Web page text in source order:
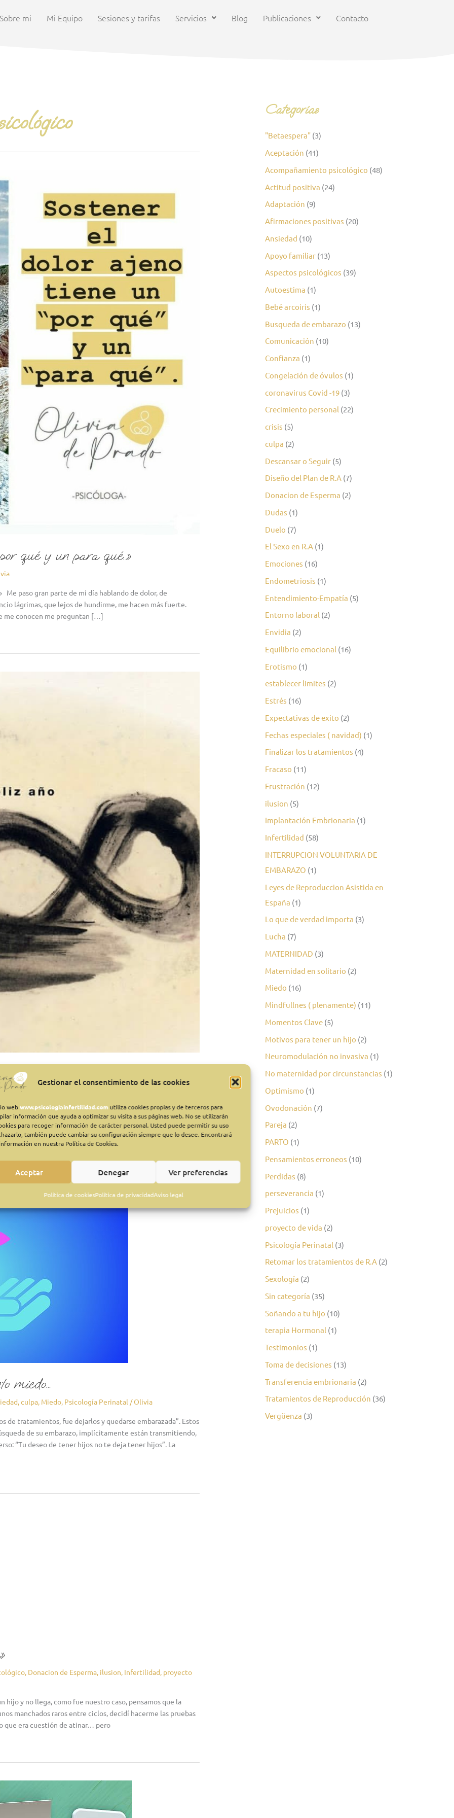
Gestionar el consentimiento de las cookies
webwww.psicologiainfertilidad.com utiliza cookies propias y de terceros para
información que ayuda a optimizar su visita a sus páginas web. No se utilizarán
para recoger información de carácter personal. Usted puede permitir su uso
también puede cambiar su configuración siempre que lo desee. Encontrará
en nuestra Política de Cookies.
Aceptar Denegar Ver preferencias
Política de cookiesPolítica de privacidadAviso legal
Sobre mi Mi Equipo Sesiones y tarifas Servicios Blog Publicaciones Contacto
qué y un para qué.»
paso gran parte de mi día hablando de dolor, de
lágrimas, que lejos de hundirme, me hacen más fuerte.
me conocen me preguntan […]
Olivia
el 2017 ha supuesto para mí, tanto a nivel personal, como
que un inesperado acontecimiento familiar importante, ha
algunas cuestiones emocionales…. Aún sigo
miedo…
,culpa, Miedo, Psicología Perinatal /Olivia
de tratamientos, fue dejarlos y quedarse embarazada”. Estos
de su embarazo, implícitamente están transmitiendo,
“Tu deseo de tener hijos no te deja tener hijos”. La
, Donacion de Esperma, ilusion, Infertilidad, proyecto
hijo y no llega, como fue nuestro caso, pensamos que la
manchados raros entre ciclos, decidí hacerme las pruebas
que era cuestión de atinar… pero
Categorías
"Betaespera" (3)
Aceptación (41)
Acompañamiento psicológico (48)
Actitud positiva (24)
Adaptación (9)
Afirmaciones positivas (20)
Ansiedad (10)
Apoyo familiar (13)
Aspectos psicológicos (39)
Autoestima (1)
Bebé arcoiris (1)
Busqueda de embarazo (13)
Comunicación (10)
Confianza (1)
Congelación de óvulos (1)
coronavirus Covid -19 (3)
Crecimiento personal (22)
crisis (5)
culpa (2)
Descansar o Seguir (5)
Diseño del Plan de R.A (7)
Donacion de Esperma (2)
Dudas (1)
Duelo (7)
El Sexo en R.A (1)
Emociones (16)
Endometriosis (1)
Entendimiento-Empatía (5)
Entorno laboral (2)
Envidia (2)
Equilibrio emocional (16)
Erotismo (1)
establecer limites (2)
Estrés (16)
Expectativas de exito (2)
Fechas especiales ( navidad) (1)
Finalizar los tratamientos (4)
Fracaso (11)
Frustración (12)
ilusion (5)
Implantación Embrionaria (1)
Infertilidad (58)
INTERRUPCION VOLUNTARIA DE
EMBARAZO (1)
Leyes de Reproduccion Asistida en
España (1)
Lo que de verdad importa (3)
Lucha (7)
MATERNIDAD (3)
Maternidad en solitario (2)
Miedo (16)
Mindfullnes ( plenamente) (11)
Momentos Clave (5)
Motivos para tener un hijo (2)
Neuromodulación no invasiva (1)
No maternidad por circunstancias (1)
Optimismo (1)
Ovodonación (7)
Pareja (2)
PARTO (1)
Pensamientos erroneos (10)
Perdidas (8)
perseverancia (1)
Prejuicios (1)
proyecto de vida (2)
Psicología Perinatal (3)
Retomar los tratamientos de R.A (2)
Sexología (2)
Sin categoría (35)
Soñando a tu hijo (10)
terapia Hormonal (1)
Testimonios (1)
Toma de decisiones (13)
Transferencia embrionaria (2)
Tratamientos de Reproducción (36)
Vergüenza (3)